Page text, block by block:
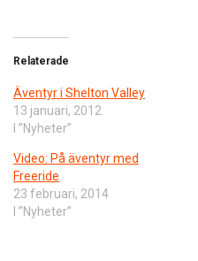
Relaterade
Äventyr i Shelton Valley
13 januari, 2012
I ”Nyheter”
Video: På äventyr med
Freeride
23 februari, 2014
I ”Nyheter”